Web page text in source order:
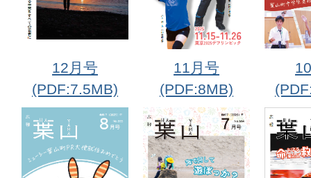
12月号
(PDF:7.5MB)
11月号
(PDF:8MB)